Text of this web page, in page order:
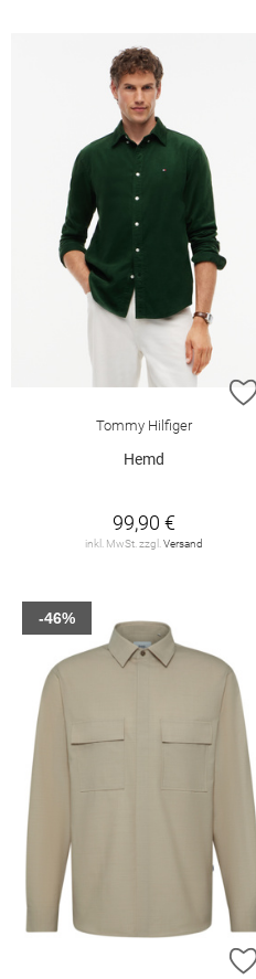
Tommy Hilfiger
Hemd
99,90 €
inkl. MwSt. zzgl. Versand
-46%